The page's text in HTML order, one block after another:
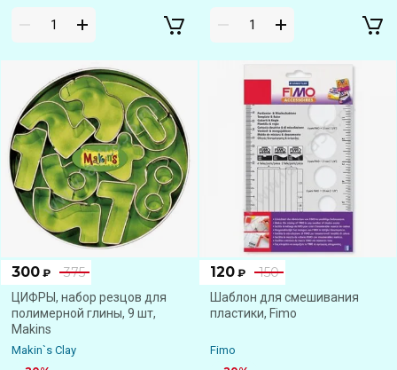
375
300 ₽
ЦИФРЫ, набор резцов для
полимерной глины, 9 шт,
Makins
Makin`s Clay
150
120 ₽
Шаблон для смешивания
пластики, Fimo
Fimo